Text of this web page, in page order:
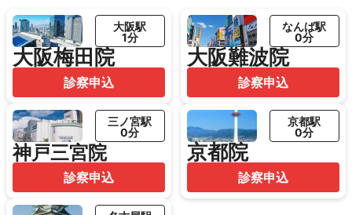
大阪梅田院
大阪駅
1分
診察申込
大阪難波院
なんば駅
0分
診察申込
神戸三宮院
三ノ宮駅
0分
診察申込
京都院
京都駅
0分
診察申込